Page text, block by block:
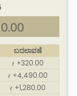
ಬದಲಾವಣೆ
₹ +320.00
₹ +4,490.00
₹ +1,280.00